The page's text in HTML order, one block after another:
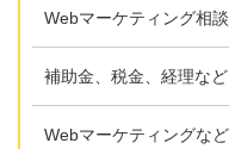
Webマーケティング相談
補助金、税金、経理な
Webマーケティングな